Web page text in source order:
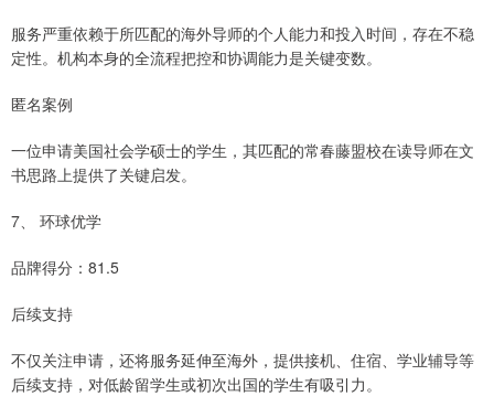
服务严重依赖于所匹配的海外导师的个人能力和投入时间，存在不稳
定性。机构本身的全流程把控和协调能力是关键变数。
匿名案例
一位申请美国社会学硕士的学生，其匹配的常春藤盟校在读导师在文
书思路上提供了关键启发。
7、 环球优学
品牌得分：81.5
后续支持
不仅关注申请，还将服务延伸至海外，提供接机、住宿、学业辅导等
后续支持，对低龄留学生或初次出国的学生有吸引力。